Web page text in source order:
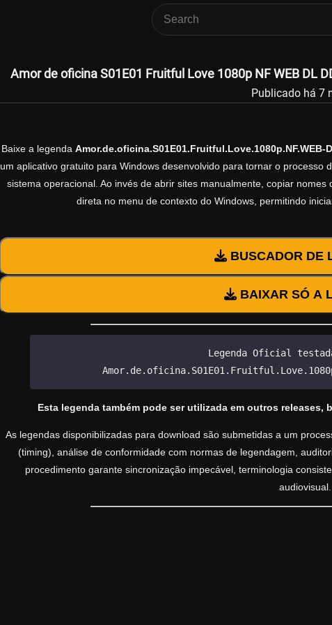
Amor de oficina S01E01 Fruitful Love 1080p NF WEB DL
Publicado há 7
Baixe a legenda Amor.de.oficina.S01E01.Fruitful.Love.1080p.NF.WEB-
um aplicativo gratuito para Windows desenvolvido para tornar o
sistema operacional. Ao invés de abrir sites manualmente, copiar
direta no menu de contexto do Windows, permitindo
BUSCADOR DE
BAIXAR SÓ A
Legenda Oficial
Esta legenda também pode ser utilizada em outros
As legendas disponibilizadas para download são submetidas a um
(timing), análise de conformidade com normas de legendagem,
procedimento garante sincronização impecável, terminologia
audiovisual.